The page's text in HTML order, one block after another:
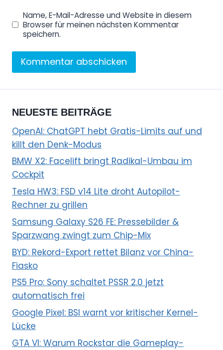
Name, E-Mail-Adresse und Website in diesem
Browser für meinen nächsten Kommentar
speichern.
NEUESTE BEITRÄGE
OpenAI: ChatGPT hebt Gratis-Limits auf und
killt den Denk-Modus
BMW X2: Facelift bringt Radikal-Umbau im
Cockpit
Tesla HW3: FSD v14 Lite droht Autopilot-
Rechner zu grillen
Samsung Galaxy S26 FE: Pressebilder &
Sparzwang zwingt zum Chip-Mix
BYD: Rekord-Export rettet Bilanz vor China-
Fiasko
PS5 Pro: Sony schaltet PSSR 2.0 jetzt
automatisch frei
Google Pixel: BSI warnt vor kritischer Kernel-
Lücke
GTA VI: Warum Rockstar die Gameplay-